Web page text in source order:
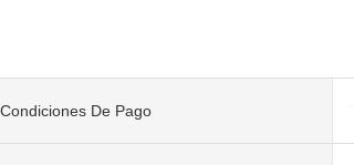
Condiciones De Pago